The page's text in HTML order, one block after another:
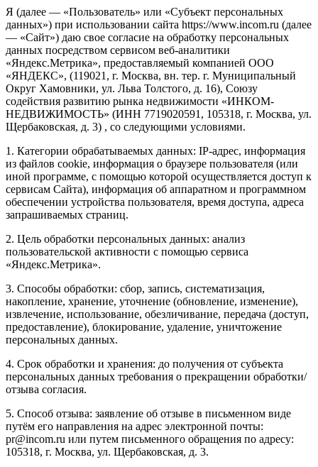
Я (далее — «Пользователь» или «Субъект персональных
данных») при использовании сайта https://www.incom.ru (далее
— «Сайт») даю свое согласие на обработку персональных
данных посредством сервисом веб-аналитики
«Яндекс.Метрика», предоставляемый компанией ООО
«ЯНДЕКС», (119021, г. Москва, вн. тер. г. Муниципальный
Округ Хамовники, ул. Льва Толстого, д. 16), Союзу
содействия развитию рынка недвижимости «ИНКОМ-
НЕДВИЖИМОСТЬ» (ИНН 7719020591, 105318, г. Москва, ул.
Щербаковская, д. 3) , со следующими условиями.
1. Категории обрабатываемых данных: IP-адрес, информация
из файлов cookie, информация о браузере пользователя (или
иной программе, с помощью которой осуществляется доступ к
сервисам Сайта), информация об аппаратном и программном
обеспечении устройства пользователя, время доступа, адреса
запрашиваемых страниц.
2. Цель обработки персональных данных: анализ
пользовательской активности с помощью сервиса
«Яндекс.Метрика».
3. Способы обработки: сбор, запись, систематизация,
накопление, хранение, уточнение (обновление, изменение),
извлечение, использование, обезличивание, передача (доступ,
предоставление), блокирование, удаление, уничтожение
персональных данных.
4. Срок обработки и хранения: до получения от субъекта
персональных данных требования о прекращении обработки/
отзыва согласия.
5. Способ отзыва: заявление об отзыве в письменном виде
путём его направления на адрес электронной почты:
pr@incom.ru или путем письменного обращения по адресу:
105318, г. Москва, ул. Щербаковская, д. 3.